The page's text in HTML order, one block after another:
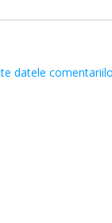
datele